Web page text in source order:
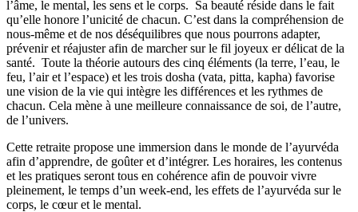
l’âme, le mental, les sens et le corps. Sa beauté réside dans le fait
qu’elle honore l’unicité de chacun. C’est dans la compréhension de
nous-même et de nos déséquilibres que nous pourrons adapter,
prévenir et réajuster afin de marcher sur le fil joyeux er délicat de la
santé. Toute la théorie autours des cinq éléments (la terre, l’eau, le
feu, l’air et l’espace) et les trois dosha (vata, pitta, kapha) favorise
une vision de la vie qui intègre les différences et les rythmes de
chacun. Cela mène à une meilleure connaissance de soi, de l’autre,
de l’univers.
Cette retraite propose une immersion dans le monde de l’ayurvéda
afin d’apprendre, de goûter et d’intégrer. Les horaires, les contenus
et les pratiques seront tous en cohérence afin de pouvoir vivre
pleinement, le temps d’un week-end, les effets de l’ayurvéda sur le
corps, le cœur et le mental.